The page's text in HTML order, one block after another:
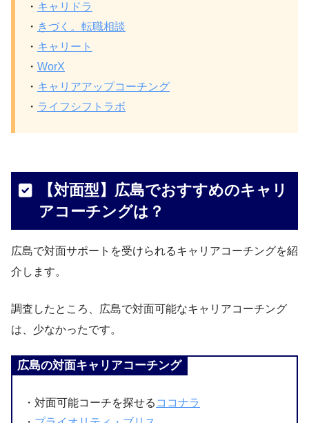
・ キャリドラ
・ きづく。転職相談
・ キャリート
・ WorX
・ キャリアアップコーチング
・ ライフシフトラボ
【対面型】広島でおすすめのキャリ
アコーチングは？
広島で対面サポートを受けられるキャリアコーチングを紹
介します。
調査したところ、広島で対面可能なキャリアコーチング
は、少なかったです。
広島の対面キャリアコーチング
・対面可能コーチを探せる ココナラ